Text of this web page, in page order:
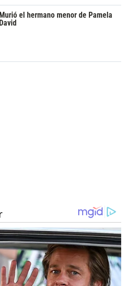
Murió el hermano menor de Pamela
David